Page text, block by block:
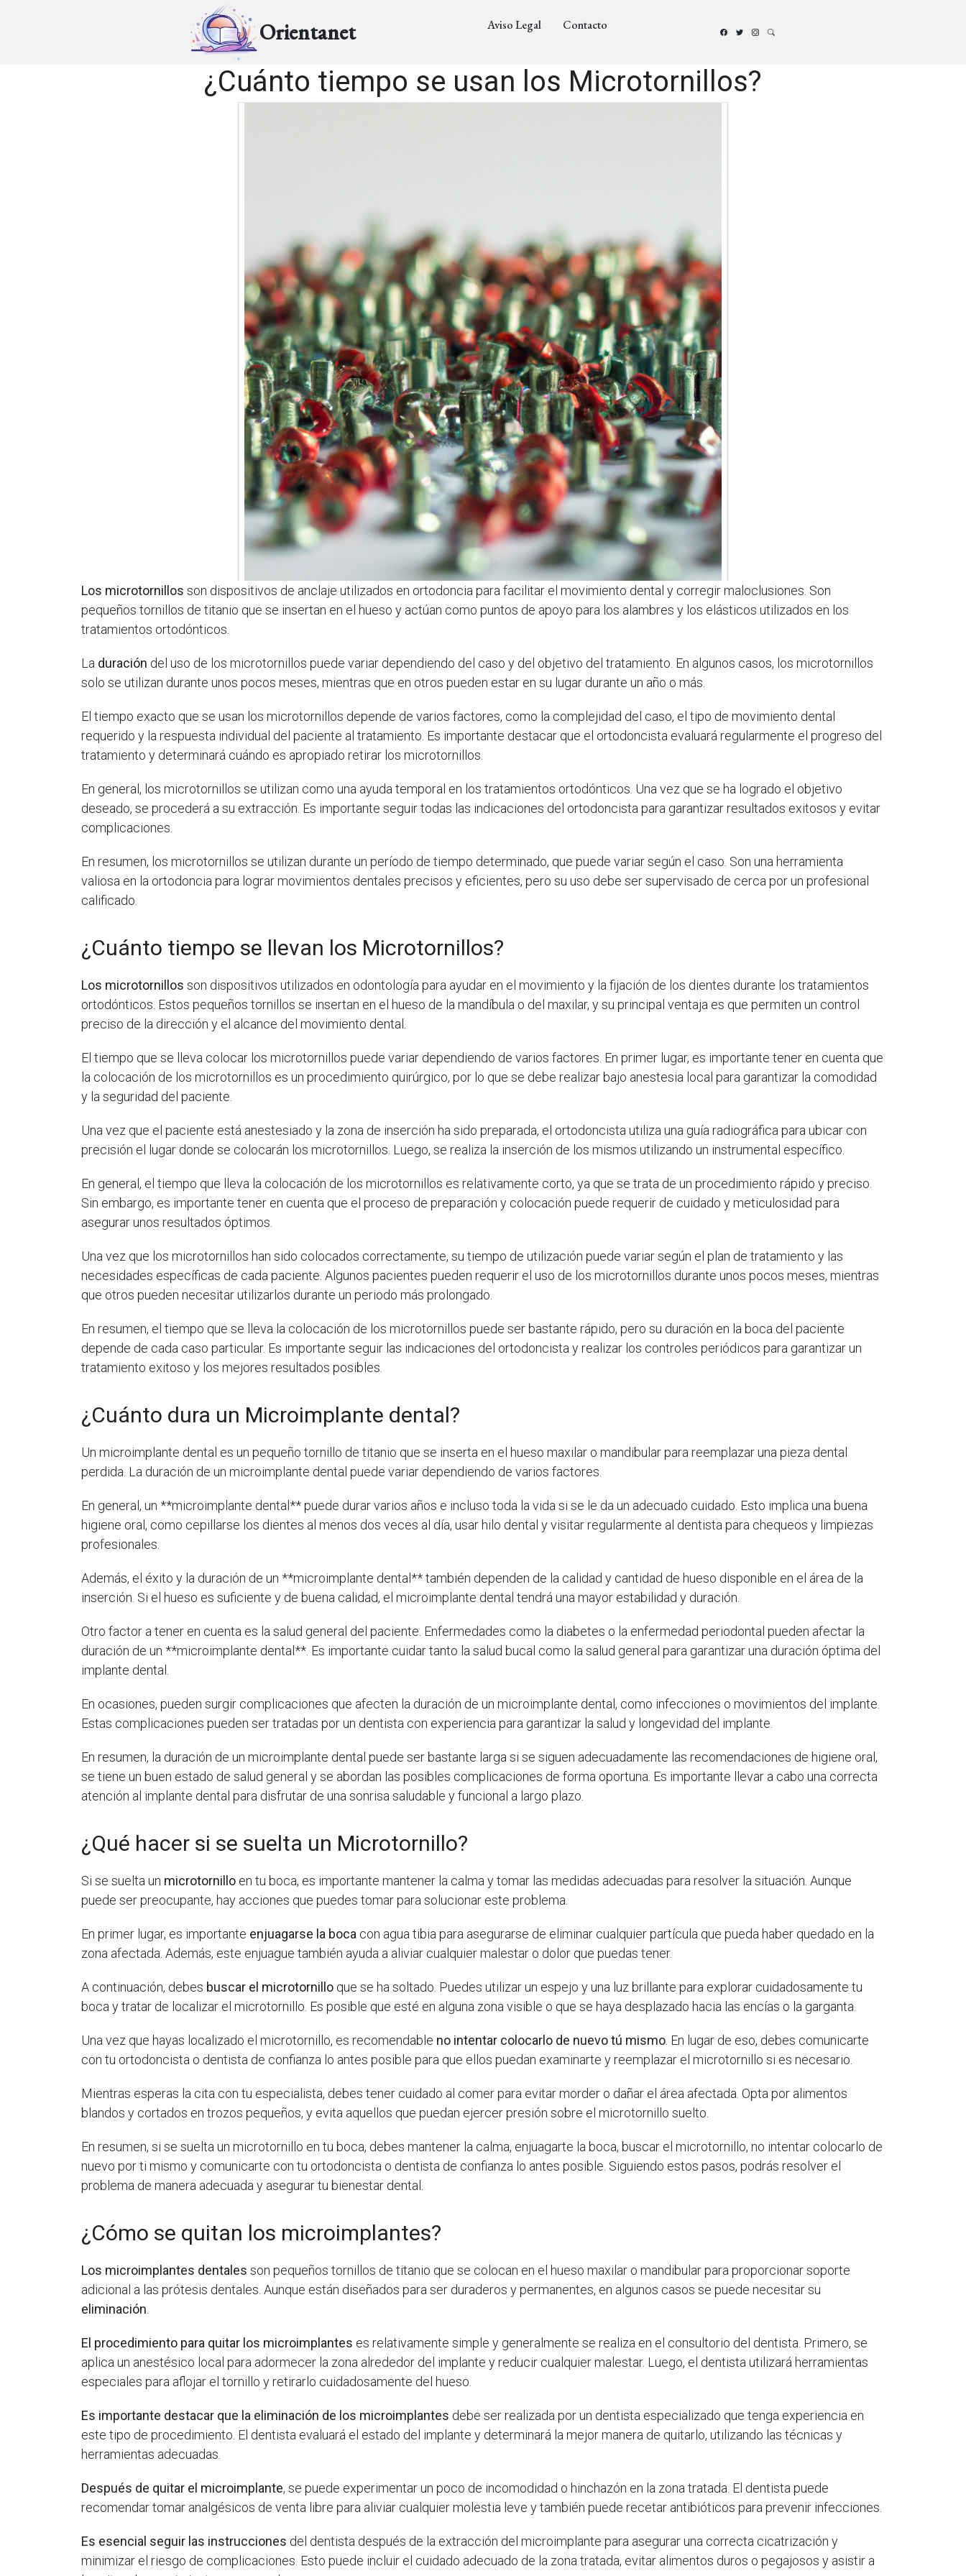
Orientanet Aviso Legal Contacto
¿Cuánto tiempo se usan los Microtornillos?
Los microtornillos son dispositivos de anclaje utilizados en ortodoncia para facilitar el movimiento dental y corregir maloclusiones. Son
pequeños tornillos de titanio que se insertan en el hueso y actúan como puntos de apoyo para los alambres y los elásticos utilizados en los
tratamientos ortodónticos.
La duración del uso de los microtornillos puede variar dependiendo del caso y del objetivo del tratamiento. En algunos casos, los microtornillos
solo se utilizan durante unos pocos meses, mientras que en otros pueden estar en su lugar durante un año o más.
El tiempo exacto que se usan los microtornillos depende de varios factores, como la complejidad del caso, el tipo de movimiento dental
requerido y la respuesta individual del paciente al tratamiento. Es importante destacar que el ortodoncista evaluará regularmente el progreso del
tratamiento y determinará cuándo es apropiado retirar los microtornillos.
En general, los microtornillos se utilizan como una ayuda temporal en los tratamientos ortodónticos. Una vez que se ha logrado el objetivo
deseado, se procederá a su extracción. Es importante seguir todas las indicaciones del ortodoncista para garantizar resultados exitosos y evitar
complicaciones.
En resumen, los microtornillos se utilizan durante un período de tiempo determinado, que puede variar según el caso. Son una herramienta
valiosa en la ortodoncia para lograr movimientos dentales precisos y eficientes, pero su uso debe ser supervisado de cerca por un profesional
calificado.
¿Cuánto tiempo se llevan los Microtornillos?
Los microtornillos son dispositivos utilizados en odontología para ayudar en el movimiento y la fijación de los dientes durante los tratamientos
ortodónticos. Estos pequeños tornillos se insertan en el hueso de la mandíbula o del maxilar, y su principal ventaja es que permiten un control
preciso de la dirección y el alcance del movimiento dental.
El tiempo que se lleva colocar los microtornillos puede variar dependiendo de varios factores. En primer lugar, es importante tener en cuenta que
la colocación de los microtornillos es un procedimiento quirúrgico, por lo que se debe realizar bajo anestesia local para garantizar la comodidad
y la seguridad del paciente.
Una vez que el paciente está anestesiado y la zona de inserción ha sido preparada, el ortodoncista utiliza una guía radiográfica para ubicar con
precisión el lugar donde se colocarán los microtornillos. Luego, se realiza la inserción de los mismos utilizando un instrumental específico.
En general, el tiempo que lleva la colocación de los microtornillos es relativamente corto, ya que se trata de un procedimiento rápido y preciso.
Sin embargo, es importante tener en cuenta que el proceso de preparación y colocación puede requerir de cuidado y meticulosidad para
asegurar unos resultados óptimos.
Una vez que los microtornillos han sido colocados correctamente, su tiempo de utilización puede variar según el plan de tratamiento y las
necesidades específicas de cada paciente. Algunos pacientes pueden requerir el uso de los microtornillos durante unos pocos meses, mientras
que otros pueden necesitar utilizarlos durante un periodo más prolongado.
En resumen, el tiempo que se lleva la colocación de los microtornillos puede ser bastante rápido, pero su duración en la boca del paciente
depende de cada caso particular. Es importante seguir las indicaciones del ortodoncista y realizar los controles periódicos para garantizar un
tratamiento exitoso y los mejores resultados posibles.
¿Cuánto dura un Microimplante dental?
Un microimplante dental es un pequeño tornillo de titanio que se inserta en el hueso maxilar o mandibular para reemplazar una pieza dental
perdida. La duración de un microimplante dental puede variar dependiendo de varios factores.
En general, un **microimplante dental** puede durar varios años e incluso toda la vida si se le da un adecuado cuidado. Esto implica una buena
higiene oral, como cepillarse los dientes al menos dos veces al día, usar hilo dental y visitar regularmente al dentista para chequeos y limpiezas
profesionales.
Además, el éxito y la duración de un **microimplante dental** también dependen de la calidad y cantidad de hueso disponible en el área de la
inserción. Si el hueso es suficiente y de buena calidad, el microimplante dental tendrá una mayor estabilidad y duración.
Otro factor a tener en cuenta es la salud general del paciente. Enfermedades como la diabetes o la enfermedad periodontal pueden afectar la
duración de un **microimplante dental**. Es importante cuidar tanto la salud bucal como la salud general para garantizar una duración óptima del
implante dental.
En ocasiones, pueden surgir complicaciones que afecten la duración de un microimplante dental, como infecciones o movimientos del implante.
Estas complicaciones pueden ser tratadas por un dentista con experiencia para garantizar la salud y longevidad del implante.
En resumen, la duración de un microimplante dental puede ser bastante larga si se siguen adecuadamente las recomendaciones de higiene oral,
se tiene un buen estado de salud general y se abordan las posibles complicaciones de forma oportuna. Es importante llevar a cabo una correcta
atención al implante dental para disfrutar de una sonrisa saludable y funcional a largo plazo.
¿Qué hacer si se suelta un Microtornillo?
Si se suelta un microtornillo en tu boca, es importante mantener la calma y tomar las medidas adecuadas para resolver la situación. Aunque
puede ser preocupante, hay acciones que puedes tomar para solucionar este problema.
En primer lugar, es importante enjuagarse la boca con agua tibia para asegurarse de eliminar cualquier partícula que pueda haber quedado en la
zona afectada. Además, este enjuague también ayuda a aliviar cualquier malestar o dolor que puedas tener.
A continuación, debes buscar el microtornillo que se ha soltado. Puedes utilizar un espejo y una luz brillante para explorar cuidadosamente tu
boca y tratar de localizar el microtornillo. Es posible que esté en alguna zona visible o que se haya desplazado hacia las encías o la garganta.
Una vez que hayas localizado el microtornillo, es recomendable no intentar colocarlo de nuevo tú mismo . En lugar de eso, debes comunicarte
con tu ortodoncista o dentista de confianza lo antes posible para que ellos puedan examinarte y reemplazar el microtornillo si es necesario.
Mientras esperas la cita con tu especialista, debes tener cuidado al comer para evitar morder o dañar el área afectada. Opta por alimentos
blandos y cortados en trozos pequeños, y evita aquellos que puedan ejercer presión sobre el microtornillo suelto.
En resumen, si se suelta un microtornillo en tu boca, debes mantener la calma, enjuagarte la boca, buscar el microtornillo, no intentar colocarlo de
nuevo por ti mismo y comunicarte con tu ortodoncista o dentista de confianza lo antes posible. Siguiendo estos pasos, podrás resolver el
problema de manera adecuada y asegurar tu bienestar dental.
¿Cómo se quitan los microimplantes?
Los microimplantes dentales son pequeños tornillos de titanio que se colocan en el hueso maxilar o mandibular para proporcionar soporte
adicional a las prótesis dentales. Aunque están diseñados para ser duraderos y permanentes, en algunos casos se puede necesitar su
eliminación
El procedimiento para quitar los microimplantes es relativamente simple y generalmente se realiza en el consultorio del dentista. Primero, se
aplica un anestésico local para adormecer la zona alrededor del implante y reducir cualquier malestar. Luego, el dentista utilizará herramientas
especiales para aflojar el tornillo y retirarlo cuidadosamente del hueso.
Es importante destacar que la eliminación de los microimplantes debe ser realizada por un dentista especializado que tenga experiencia en
este tipo de procedimiento. El dentista evaluará el estado del implante y determinará la mejor manera de quitarlo, utilizando las técnicas y
herramientas adecuadas.
Después de quitar el microimplante, se puede experimentar un poco de incomodidad o hinchazón en la zona tratada. El dentista puede
recomendar tomar analgésicos de venta libre para aliviar cualquier molestia leve y también puede recetar antibióticos para prevenir infecciones.
Es esencial seguir las instrucciones del dentista después de la extracción del microimplante para asegurar una correcta cicatrización y
minimizar el riesgo de complicaciones. Esto puede incluir el cuidado adecuado de la zona tratada, evitar alimentos duros o pegajosos y asistir a